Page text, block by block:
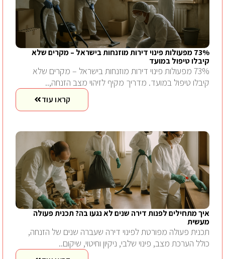
73% מפעולות פינוי דירות מוזנחות בישראל – מקרים שלא
קיבלו טיפול במועד
73% מפעולות פינוי דירות מוזנחות בישראל – מקרים שלא
קיבלו טיפול במועד. מדריך מקיף לזיהוי מצב הזנחה,..
קראו עוד
איך מתחילים לפנות דירה שנים לא נגעו בה? תכנית פעולה
מעשית
תכנית פעולה מפורטת לפינוי דירה שעברה שנים של הזנחה,
כולל הערכת מצב, פינוי שלבי, ניקיון וחיטוי, שיקום..